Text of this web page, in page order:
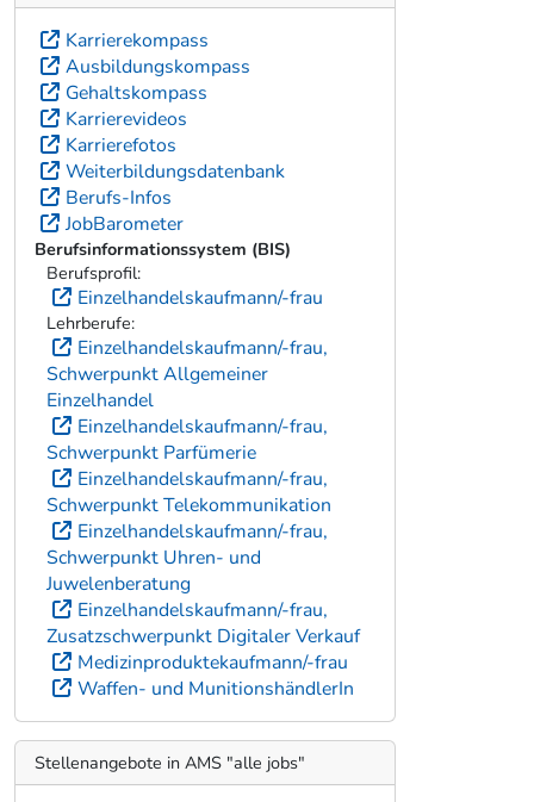
Karrierekompass
Ausbildungskompass
Gehaltskompass
Karrierevideos
Karrierefotos
Weiterbildungsdatenbank
Berufs-Infos
JobBarometer
Berufsinformationssystem (BIS)
Berufsprofil:
Einzelhandelskaufmann/-frau
Lehrberufe:
Einzelhandelskaufmann/-frau,
Schwerpunkt Allgemeiner
Einzelhandel
Einzelhandelskaufmann/-frau,
Schwerpunkt Parfümerie
Einzelhandelskaufmann/-frau,
Schwerpunkt Telekommunikation
Einzelhandelskaufmann/-frau,
Schwerpunkt Uhren- und
Juwelenberatung
Einzelhandelskaufmann/-frau,
Zusatzschwerpunkt Digitaler Verkauf
Medizinproduktekaufmann/-frau
Waffen- und MunitionshändlerIn
Stellenangebote in AMS "alle jobs"